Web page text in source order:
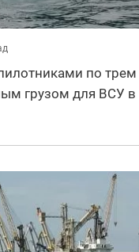
по трем
грузом для ВСУ в